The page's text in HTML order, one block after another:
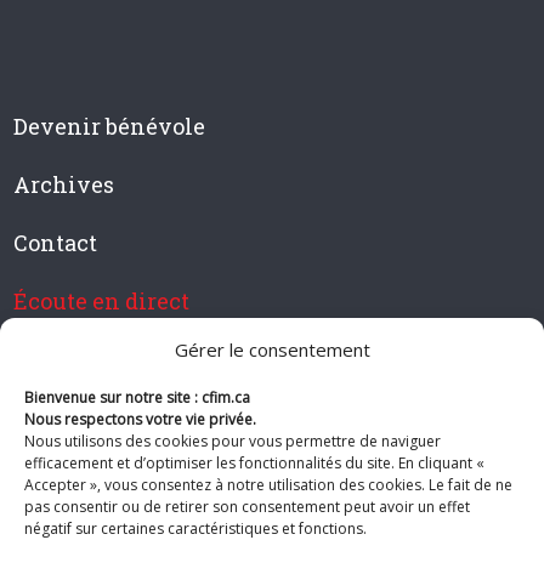
Gérer le consentement
Bienvenue sur notre site : cfim.ca
Nous respectons votre vie privée.
Nous utilisons des cookies pour vous permettre de naviguer
efficacement et d’optimiser les fonctionnalités du site. En cliquant «
Accepter », vous consentez à notre utilisation des cookies. Le fait de ne
pas consentir ou de retirer son consentement peut avoir un effet
négatif sur certaines caractéristiques et fonctions.
Devenir bénévole
Archives
Contact
Écoute en direct
Devenir membre de CFIM
Suivez-nous